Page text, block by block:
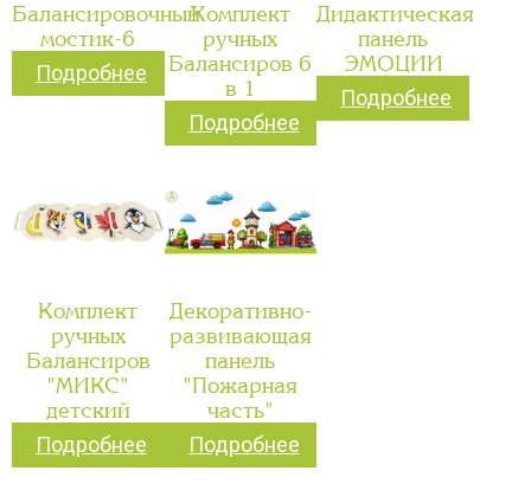
Балансировочный
мостик-6
Подробнее
Комплект
ручных
Балансиров 6
в 1
Подробнее
Дидактическая
панель
ЭМОЦИИ
Подробнее
Комплект
ручных
Балансиров
"МИКС"
детский
Подробнее
Декоративно-
развивающая
панель
"Пожарная
часть"
Подробнее